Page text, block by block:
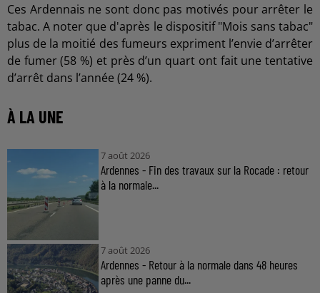
Ces Ardennais ne sont donc pas motivés pour arrêter le
tabac. A noter que d'après le dispositif "Mois sans tabac"
plus de la moitié des fumeurs expriment l’envie d’arrêter
de fumer (58 %) et près d’un quart ont fait une tentative
d’arrêt dans l’année (24 %).
À LA UNE
7 août 2026
Ardennes - Fin des travaux sur la Rocade : retour
à la normale...
7 août 2026
Ardennes - Retour à la normale dans 48 heures
après une panne du...